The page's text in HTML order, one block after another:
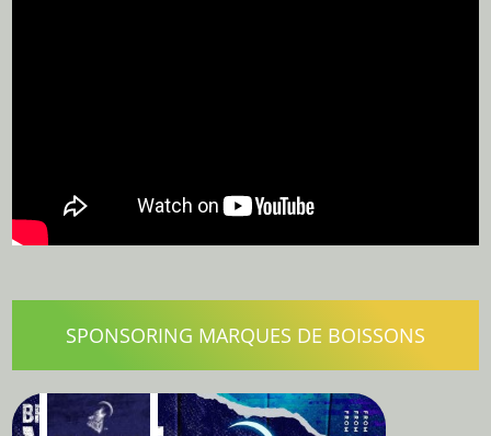
SPONSORING MARQUES DE BOISSONS